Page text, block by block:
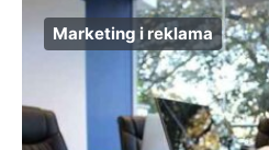
Marketing i reklama